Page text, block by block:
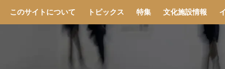
このサイトについて トピックス 特集 文化施設情報